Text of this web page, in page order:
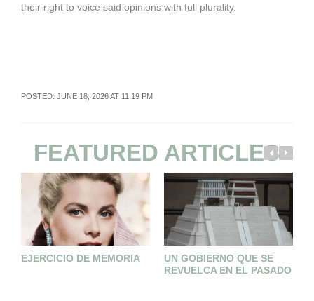
their right to voice said opinions with full plurality.
POSTED: JUNE 18, 2026 AT 11:19 PM
FEATURED ARTICLES
EJERCICIO DE MEMORIA
UN GOBIERNO QUE SE
REVUELCA EN EL PASADO